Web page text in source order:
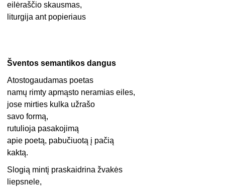
eilėraščio skausmas,
liturgija ant popieriaus
Šventos semantikos dangus
Atostogaudamas poetas
namų rimty apmąsto neramias eiles,
jose mirties kulka užrašo
savo formą,
rutulioja pasakojimą
apie poetą, pabučiuotą į pačią
kaktą.
Slogią mintį praskaidrina žvakės
liepsnele,